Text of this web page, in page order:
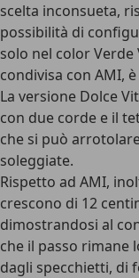
scelta inconsueta,
possibilità di
solo nel color
condivisa con AMI,
La versione Dolce
con due corde e il
che si può
soleggiate.
Rispetto ad AMI,
crescono di 12
dimostrandosi al
che il passo rimane
dagli specchietti, di